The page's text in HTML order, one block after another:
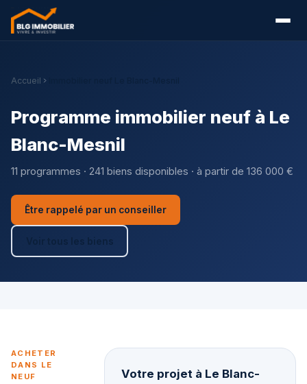
Accueil
Programme immobilier neuf à Le
Blanc-Mesnil
11 programmes · 241 biens disponibles · à partir de 136 000 €
Être rappelé par un conseiller
Voir tous les biens
ACHETER
DANS LE
NEUF
Votre projet à Le Blanc-